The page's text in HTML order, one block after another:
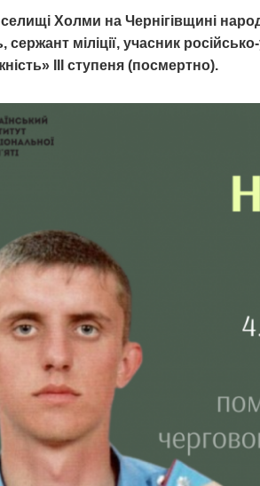
Холми на Чернігівщині
міліції, учасник
ІІІ ступеня (посмертно).